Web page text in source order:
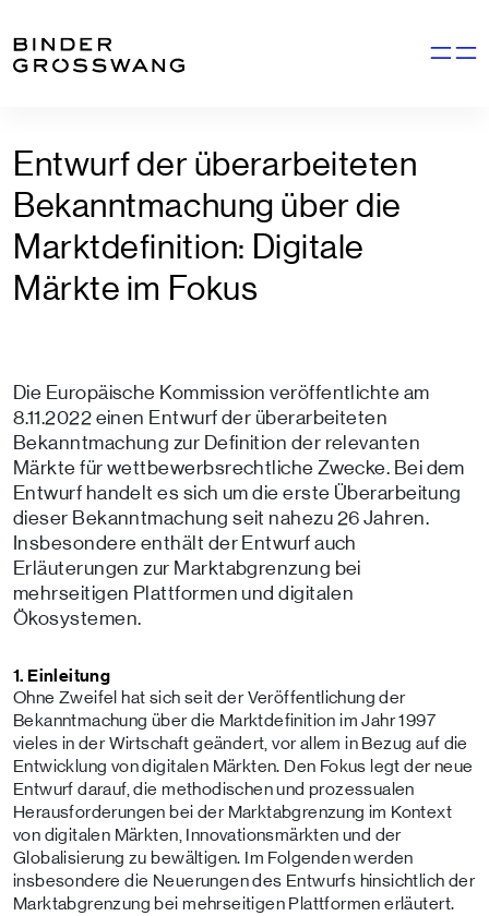
Entwurf der überarbeiteten
Bekanntmachung über die
Marktdefinition: Digitale
Märkte im Fokus
Die Europäische Kommission veröffentlichte am
8.11.2022 einen Entwurf der überarbeiteten
Bekanntmachung zur Definition der relevanten
Märkte für wettbewerbsrechtliche Zwecke. Bei dem
Entwurf handelt es sich um die erste Überarbeitung
dieser Bekanntmachung seit nahezu 26 Jahren.
Insbesondere enthält der Entwurf auch
Erläuterungen zur Marktabgrenzung bei
mehrseitigen Plattformen und digitalen
Ökosystemen.
1. Einleitung
Ohne Zweifel hat sich seit der Veröffentlichung der
Bekanntmachung über die Marktdefinition im Jahr 1997
vieles in der Wirtschaft geändert, vor allem in Bezug auf die
Entwicklung von digitalen Märkten. Den Fokus legt der neue
Entwurf darauf, die methodischen und prozessualen
Herausforderungen bei der Marktabgrenzung im Kontext
von digitalen Märkten, Innovationsmärkten und der
Globalisierung zu bewältigen. Im Folgenden werden
insbesondere die Neuerungen des Entwurfs hinsichtlich der
Marktabgrenzung bei mehrseitigen Plattformen erläutert.